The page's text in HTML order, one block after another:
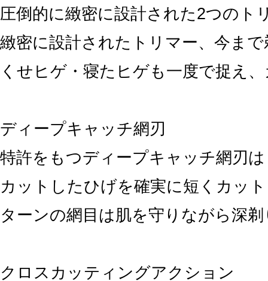
圧倒的に緻密に設計された2つのト
緻密に設計されたトリマー、今ま
くせヒゲ・寝たヒゲも一度で捉え
ディープキャッチ網刃
特許をもつディープキャッチ網刃
カットしたひげを確実に短くカッ
ターンの網目は肌を守りながら深
クロスカッティングアクション